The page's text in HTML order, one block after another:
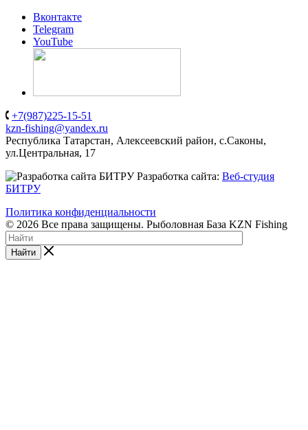
Вконтакте
Telegram
YouTube
+7(987)225-15-51
kzn-fishing@yandex.ru
Республика Татарстан, Алексеевский район, с.Саконы,
ул.Центральная, 17
Разработка сайта: Веб-студия
БИТРУ
Политика конфиденциальности
© 2026 Все права защищены. Рыболовная База KZN Fishing
Найти